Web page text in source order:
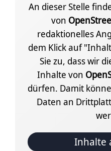
An dieser Stelle
von
redaktionelles
dem Klick auf
Sie zu, dass wir
Inhalte von
dürfen. Damit
Daten an
Inhalte